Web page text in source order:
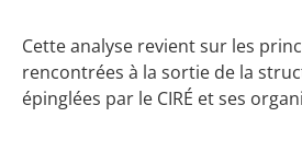
Cette analyse revient sur les
rencontrées à la sortie de la
épinglées par le CIRÉ et ses